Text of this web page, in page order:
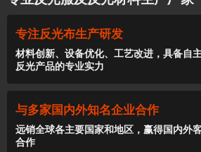
专注反光布生产研发
材料创新、设备优化、工艺改进，具备自
反光产品的专业实力
与多家国内外知名企业合作
远销全球各主要国家和地区，赢得国内外
合作